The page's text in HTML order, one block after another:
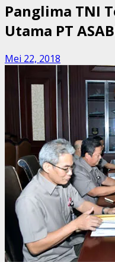
Panglima TNI
Utama PT
Mei 22, 2018